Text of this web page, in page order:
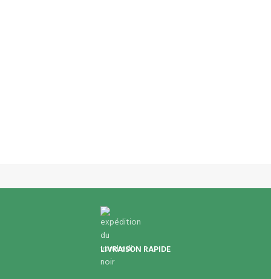
LIVRAISON RAPIDE